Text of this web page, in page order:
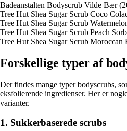
Badeanstalten Bodyscrub Vilde Bær
Tree Hut Shea Sugar Scrub Coco
Tree Hut Shea Sugar Scrub
Tree Hut Shea Sugar Scrub Peach
Tree Hut Shea Sugar Scrub Moroccan
Forskellige typer af
Der findes mange typer bodyscrubs,
eksfolierende ingredienser. Her er
varianter.
1. Sukkerbaserede scrubs